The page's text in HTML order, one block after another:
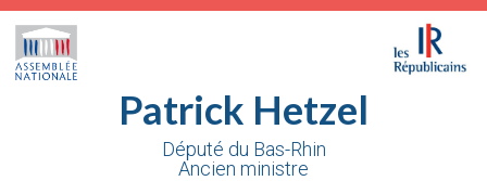
Patrick Hetzel
Député du Bas-Rhin
Ancien ministre
Cookies management panel